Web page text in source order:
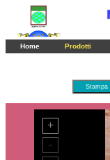
Home Prodotti
Pagina 1 4 6 7
26 27 30 31
Stampa